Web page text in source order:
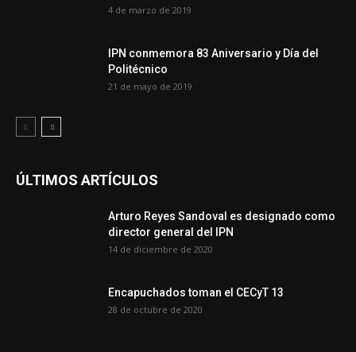
4 de marzo de 2019
IPN conmemora 83 Aniversario y Día del
Politécnico
21 de mayo de 2019
ÚLTIMOS ARTÍCULOS
Arturo Reyes Sandoval es designado como
director general del IPN
14 de diciembre de 2020
Encapuchados toman el CECyT 13
28 de octubre de 2020